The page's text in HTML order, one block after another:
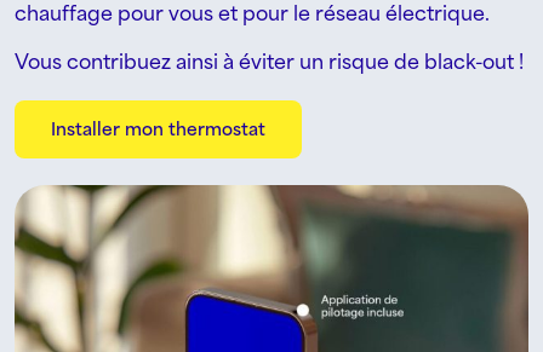
chauffage pour vous et pour le réseau électrique.
Vous contribuez ainsi à éviter un risque de black-out !
Installer mon thermostat